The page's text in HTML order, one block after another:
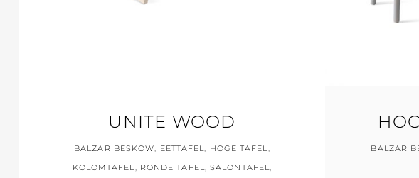
UNITE WOOD
BALZAR BESKOW, EETTAFEL, HOGE TAFEL,
KOLOMTAFEL, RONDE TAFEL,SALONTAFEL,
BALZAR